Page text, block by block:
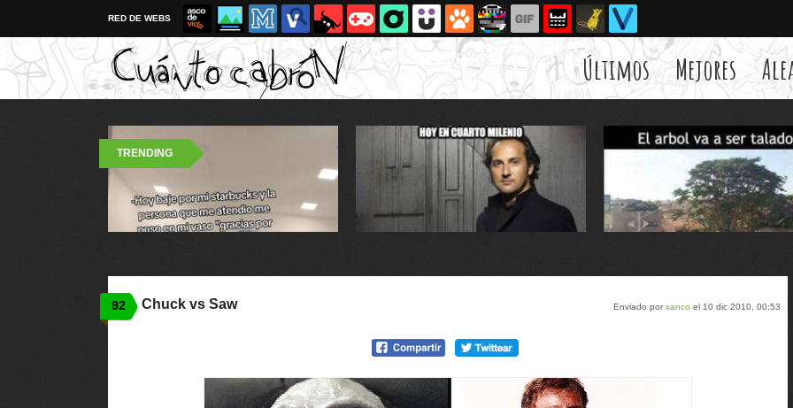
RED DE WEBS
Últimos Mejores
TRENDING
92 Enviado porxanco el 10 dic 2010, 00:53
Chuck vs Saw